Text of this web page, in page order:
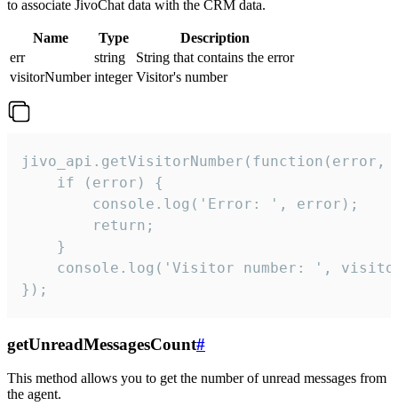
to associate JivoChat data with the CRM data.
Name Type
Description
err
string
String that contains the error
visitorNumber integer Visitor's number
jivo_api.getVisitorNumber(function(error,
    if (error) {
        console.log('Error: ', error);
        return;
    }
console.log('Visitor number: ',
});
getUnreadMessagesCount#
This method allows you to get the number of unread messages from
the agent.